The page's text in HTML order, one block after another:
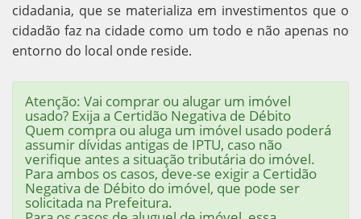
cidadania, que se materializa em investimentos que o
cidadão faz na cidade como um todo e não apenas no
entorno do local onde reside.
Atenção: Vai comprar ou alugar um imóvel
usado? Exija a Certidão Negativa de Débito
Quem compra ou aluga um imóvel usado poderá
assumir dívidas antigas de IPTU, caso não
verifique antes a situação tributária do imóvel.
Para ambos os casos, deve-se exigir a Certidão
Negativa de Débito do imóvel, que pode ser
solicitada na Prefeitura.